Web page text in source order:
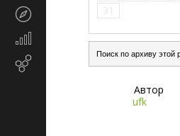
Экономика
финансы
31
Автор
ufk